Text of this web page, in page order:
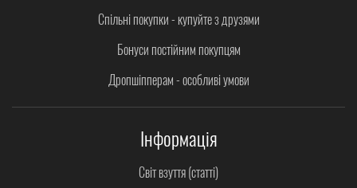
Спільні покупки - купуйте з друзями
Бонуси постійним покупцям
Дропшіпперам - особливі умови
Інформація
Світ взуття (статті)